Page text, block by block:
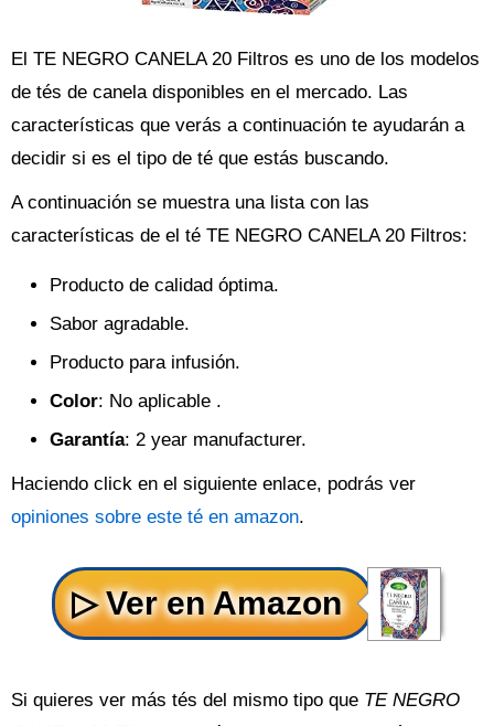
El TE NEGRO CANELA 20 Filtros es uno de los modelos
de tés de canela disponibles en el mercado. Las
características que verás a continuación te ayudarán a
decidir si es el tipo de té que estás buscando.
A continuación se muestra una lista con las
características de el té TE NEGRO CANELA 20 Filtros:
Producto de calidad óptima.
Sabor agradable.
Producto para infusión.
Color: No aplicable .
Garantía: 2 year manufacturer.
Haciendo click en el siguiente enlace, podrás ver
opiniones sobre este té en amazon.
Si quieres ver más tés del mismo tipo que TE NEGRO